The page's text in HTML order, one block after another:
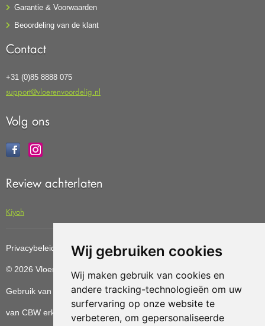
Wij gebruiken cookies
Wij maken gebruik van cookies en
andere tracking-technologieën om uw
surfervaring op onze website te
verbeteren, om gepersonaliseerde
Garantie & Voorwaarden
Beoordeling van de klant
Contact
+31 (0)85 8888 075
support@vloerenvoordelig.nl
Volg ons
Review achterlaten
Kiyoh
Privacybeleid Cookiebeleid Update cookies preferences
© 2026 Vloerenvoordelig Deze website is ontwikkeld door AGN
Gebruik van deze site betekent dat u dealgemene voorwaarden
van CBW erkende woonwinkels accepteert.